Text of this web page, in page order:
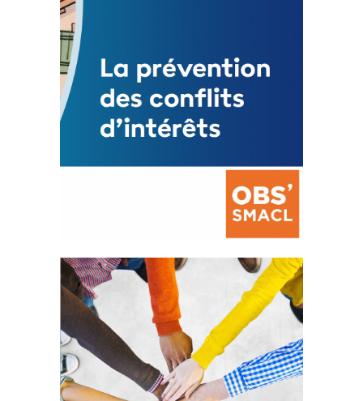
FEUILLETER
La prévention des conflits
d’intérêts
18 septembre 2023
FEUILLETER